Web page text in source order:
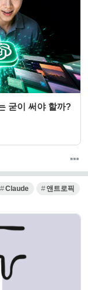
굳이 써야 할까?
Claude 앤트로픽